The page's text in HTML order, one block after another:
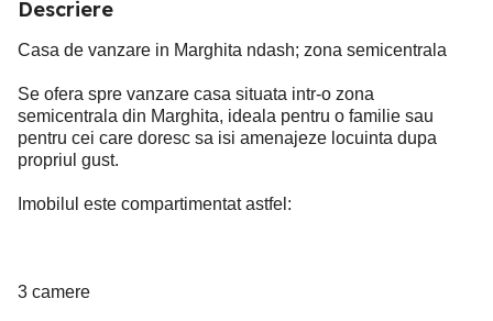
Descriere
Casa de vanzare in Marghita ndash; zona semicentrala
Se ofera spre vanzare casa situata intr-o zona
semicentrala din Marghita, ideala pentru o familie sau
pentru cei care doresc sa isi amenajeze locuinta dupa
propriul gust.
Imobilul este compartimentat astfel:
3 camere